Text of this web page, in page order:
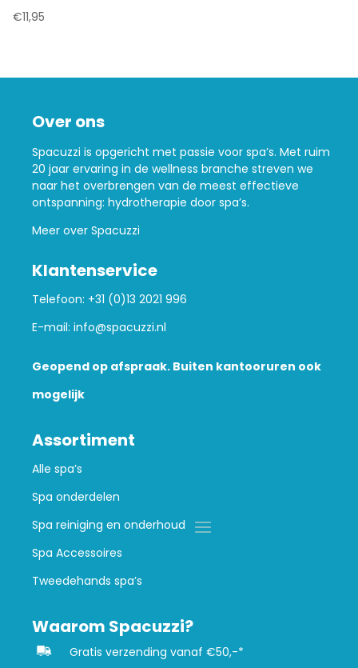
€11,95
Over ons
Spacuzzi is opgericht met passie voor spa’s. Met ruim
20 jaar ervaring in de wellness branche streven we
naar het overbrengen van de meest effectieve
ontspanning: hydrotherapie door spa’s.
Meer over Spacuzzi
Klantenservice
Telefoon: +31 (0)13 2021 996
E-mail: info@spacuzzi.nl
Geopend op afspraak. Buiten kantooruren ook
mogelijk
Assortiment
Alle spa’s
Spa onderdelen
Spa reiniging en onderhoud
Spa Accessoires
Tweedehands spa’s
Waarom Spacuzzi?
Gratis verzending vanaf €50,-*